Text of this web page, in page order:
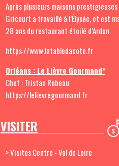
Après plusieurs maisons
Gricourt a travaillé à l’Élysée, et est
28 ans du restaurant étoilé d’Ardon.
https://www.latabledacote.fr
Orléans : Le Lièvre Gourmand*
Chef : Tristan Robeau
https://lelievregourmand.fr
VISITER
> Visites Centre - Val de Loire